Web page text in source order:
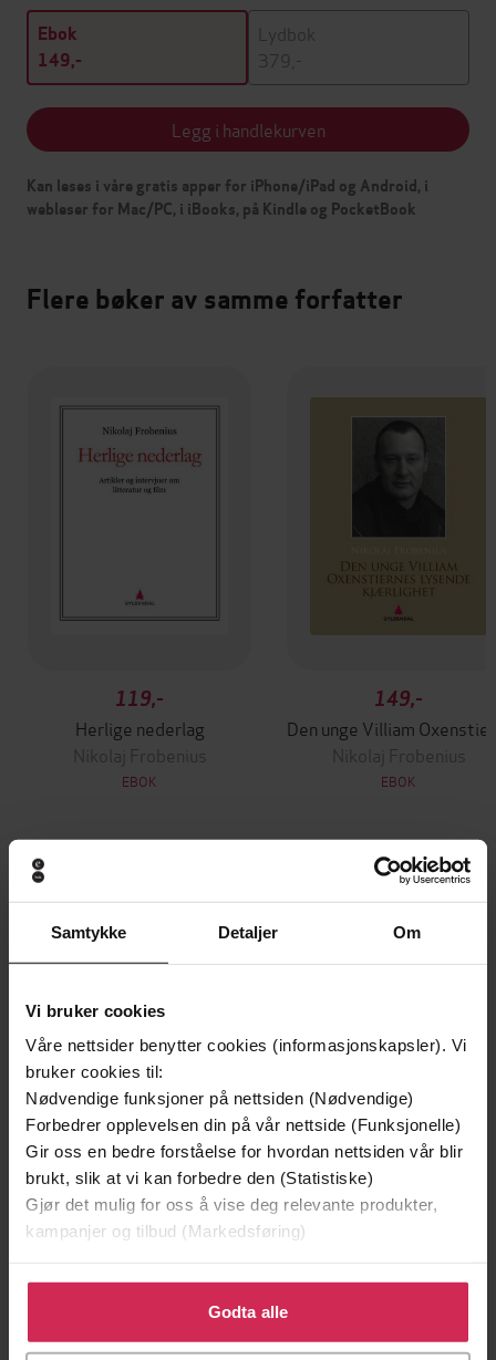
Samtykke Detaljer Om
Vi bruker cookies
Våre nettsider benytter cookies (informasjonskapsler). Vi
bruker cookies til:
Nødvendige funksjoner på nettsiden (Nødvendige)
Forbedrer opplevelsen din på vår nettside (Funksjonelle)
Gir oss en bedre forståelse for hvordan nettsiden vår blir
brukt, slik at vi kan forbedre den (Statistiske)
Gjør det mulig for oss å vise deg relevante produkter,
kampanjer og tilbud (Markedsføring)
Klikk på «Godta alle» for å gi oss ditt samtykke til å
bruke cookies for alle disse formålene. Du kan også
tilpasse ditt samtykke til spesifikke formål ved å klikke
Godta alle
Ebok
149,-
Lydbok
379,-
Legg i handlekurven
Kan leses i våre gratis apper for iPhone/iPad og Android, i
webleser for Mac/PC, i iBooks, på Kindle og PocketBook
Flere bøker av samme forfatter
119,-
Herlige nederlag
Nikolaj Frobenius
EBOK
149,-
Nikolaj Frobenius
EBOK
Andre har også kjøpt
Premium
Jenta som ble igjen
Jojo Moyes
Zeshan Shakar